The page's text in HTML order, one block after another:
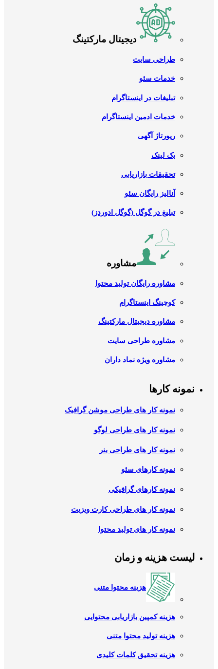
دیجیتال مارکتینگ
طراحی سایت
خدمات سئو
تبلیغات در اینستاگرام
خدمات ادمین اینستاگرام
رپورتاژ آگهی
بک لینک
تحقیقات بازاریابی
آنالیز رایگان سئو
تبلیغ در گوگل (گوگل ادوردز)
مشاوره
مشاوره رایگان تولید محتوا
کوچینگ اینستاگرام
مشاوره دیجیتال مارکتینگ
مشاوره طراحی سایت
مشاوره ویژه نماد داران
نمونه کارها
نمونه کار های طراحی موشن گرافیک
نمونه کار های طراحی لوگو
نمونه کار های طراحی بنر
نمونه کارهای سئو
نمونه کارهای گرافیکی
نمونه کار های طراحی کارت ویزیت
نمونه کار های تولید محتوا
لیست هزینه و زمان
هزینه محتوا متنی
هزینه کمپین بازاریابی محتوایی
هزینه تولید محتوا متنی
هزینه تحقیق کلمات کلیدی